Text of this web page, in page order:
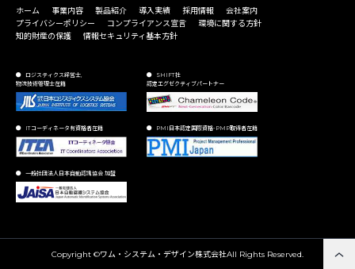
ホーム 事業内容 製品紹介 導入実績 採用情報
会社案内
プライバシーポリシー
コンプライアンス宣言
環境に関する方針
知的財産の保護
情報セキュリティ基本方針
ロジスティクス経営士,
物流技術管理士在籍
SHIFT社
認定エグゼクティブパートナー
ITコーディネータ有資格者在籍 PMI日本認定国際資格-PMP取得者在籍
一般社団法人日本自動認識協会 加盟
Copyright ©ワム・システム・デザイン株式会社All Rights Reserved.